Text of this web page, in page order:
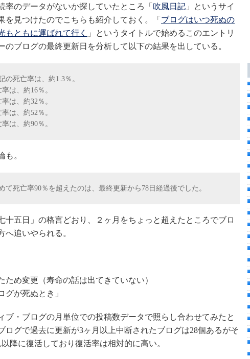
のデータがないか探していたところ「 吹風日記 」というサイ
を見つけたのでこちらも紹介しておく。「 ブログはいつ死ぬの
もともに運ばれて行く
」というタイトルで始めるこのエントリ
のブログの最終更新日を分析して以下の結果を出している。
の死亡率は、約1.3％。
は、約16％。
は、約32％。
は、約52％。
は、約90％。
も。
て死亡率90％を超えたのは、最終更新から78日経過後でした。
十五日」の格言どおり、２ヶ月をちょっと超えたところでブロ
へ追いやられる。
ため変更（寿命の話は出てきていない）
グが死ぬとき」
ブ・ブログの月単位での投稿数データで照らし合わせてみたと
ログで過去に更新が3ヶ月以上中断されたブログは28個あるがそ
降に復活しており復活率は相対的に高い。